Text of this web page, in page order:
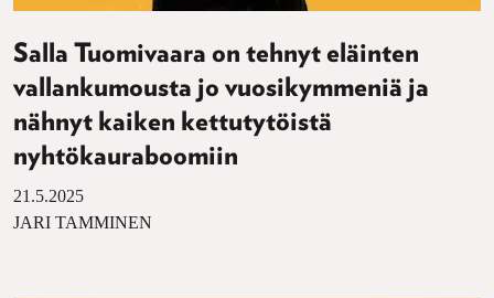
Salla Tuomivaara on tehnyt eläinten
vallankumousta jo vuosikymmeniä ja
nähnyt kaiken kettutytöistä
nyhtökauraboomiin
21.5.2025
JARI TAMMINEN